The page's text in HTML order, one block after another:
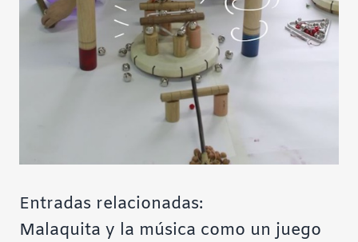
Entradas relacionadas:
Malaquita y la música como un juego